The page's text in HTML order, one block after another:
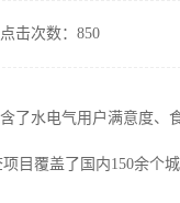
点击次数：850
了水电气用户满意度、
项目覆盖了国内150余个